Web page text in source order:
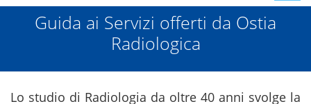
Guida ai Servizi offerti da Ostia
Radiologica
Lo studio di Radiologia da oltre 40 anni svolge la